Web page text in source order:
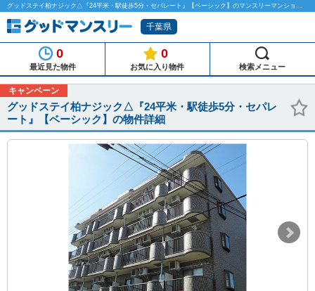
グッドステイ柏ナジック△『24平米・駅徒歩5分・セパレート』【ベーシック】のマンスリーマンション物件詳細「グッドマンスリー」
千葉県
0
最近見た物件
0
お気に入り物件 検索メニュー
キャンペーン
グッドステイ柏ナジック△『24平米・駅徒歩5分・セパレ
ート』【ベーシック】の物件詳細